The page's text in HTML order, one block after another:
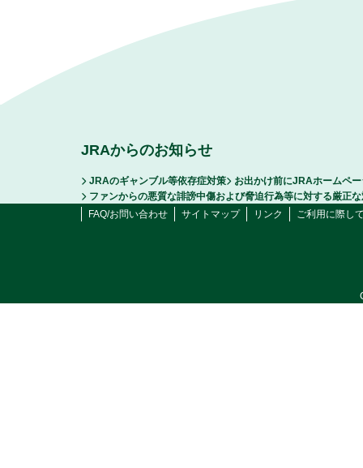
JRAからのお知らせ
JRAのギャンブル等依存症対策
お出かけ前にJRAホームペ
ファンからの悪質な誹謗中傷および脅迫行為等に対する厳正
FAQ/お問い合わせ
サイトマップ リンク ご利用に際し